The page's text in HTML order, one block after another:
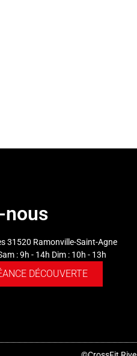
nous
31520 Ramonville-Saint-Agne
: 9h - 14h Dim : 10h - 13h
DÉCOUVERTE